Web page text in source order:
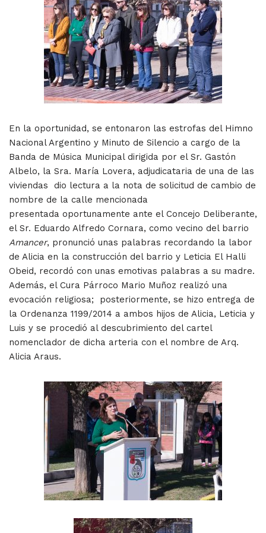
En la oportunidad, se entonaron las estrofas del Himno
Nacional Argentino y Minuto de Silencio a cargo de la
Banda de Música Municipal dirigida por el Sr. Gastón
Albelo, la Sra. María Lovera, adjudicataria de una de las
viviendas dio lectura a la nota de solicitud de cambio de
nombre de la calle mencionada
presentada oportunamente ante el Concejo Deliberante,
el Sr. Eduardo Alfredo Cornara, como vecino del barrio
Amancer, pronunció unas palabras recordando la labor
de Alicia en la construcción del barrio y Leticia El Halli
Obeid, recordó con unas emotivas palabras a su madre.
Además, el Cura Párroco Mario Muñoz realizó una
evocación religiosa; posteriormente, se hizo entrega de
la Ordenanza 1199/2014 a ambos hijos de Alicia, Leticia y
Luis y se procedió al descubrimiento del cartel
nomenclador de dicha arteria con el nombre de Arq.
Alicia Araus.